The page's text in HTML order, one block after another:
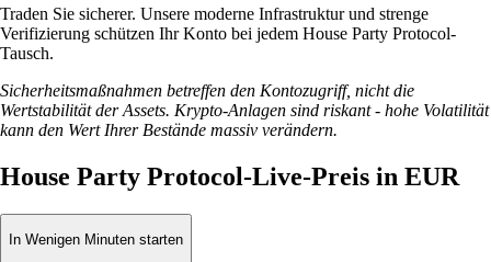
Traden Sie sicherer. Unsere moderne Infrastruktur und strenge
Verifizierung schützen Ihr Konto bei jedem House Party Protocol-
Tausch.
Sicherheitsmaßnahmen betreffen den Kontozugriff, nicht die
Wertstabilität der Assets. Krypto-Anlagen sind riskant - hohe Volatilität
kann den Wert Ihrer Bestände massiv verändern.
House Party Protocol-Live-Preis in EUR
In Wenigen Minuten starten